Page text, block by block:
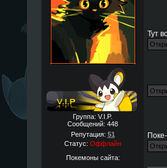
Группа: V.I.P.
Сообщений: 448
Репутация: 51
Статус: Оффлайн
Покемоны сайта:
Тут